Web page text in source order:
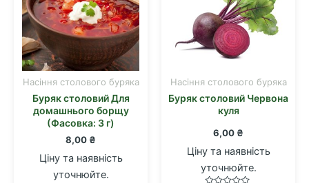
Насіння столового буряка
Буряк столовий Для
домашнього борщу
(Фасовка: 3 г)
8,00 ₴
Ціну та наявність
уточнюйте.
Насіння столового буряка
Буряк столовий Червона
куля
6,00 ₴
Ціну та наявність
уточнюйте.